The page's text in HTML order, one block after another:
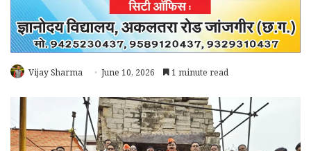
Vijay Sharma June 10, 2026 1 minute read